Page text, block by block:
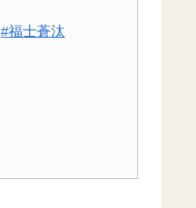
#福士蒼汰